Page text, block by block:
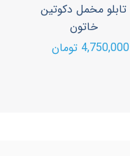
تابلو مخمل دکوتین
خاتون
4,750,000 تومان